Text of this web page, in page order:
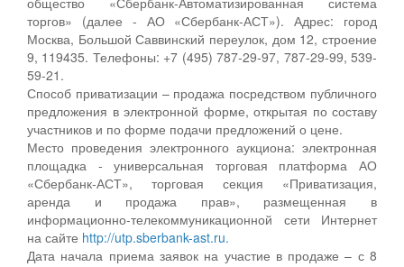
торгов» (далее - АО «Сбербанк-АСТ»). Адрес: город
Москва, Большой Саввинский переулок, дом 12, строение
9, 119435. Телефоны: +7 (495) 787-29-97, 787-29-99, 539-
59-21.
Способ приватизации – продажа посредством публичного
предложения в электронной форме, открытая по составу
участников и по форме подачи предложений о цене.
Место проведения электронного аукциона: электронная
площадка - универсальная торговая платформа АО
«Сбербанк-АСТ», торговая секция «Приватизация,
аренда и продажа прав», размещенная в
информационно-телекоммуникационной сети Интернет
на сайте http://utp.sberbank-ast.ru.
Дата начала приема заявок на участие в продаже – с 8